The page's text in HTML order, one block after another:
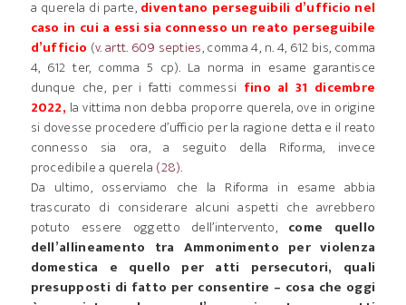
a querela di parte, diventano perseguibili d’ufficio nel
caso in cui a essi sia connesso un reato perseguibile
d’ufficio (v. artt. 609 septies, comma 4, n. 4, 612 bis, comma
4, 612 ter, comma 5 cp). La norma in esame garantisce
dunque che, per i fatti commessi fino al 31 dicembre
2022, la vittima non debba proporre querela, ove in origine
si dovesse procedere d’ufficio per la ragione detta e il reato
connesso sia ora, a seguito della Riforma, invece
procedibile a querela (28).
Da ultimo, osserviamo che la Riforma in esame abbia
trascurato di considerare alcuni aspetti che avrebbero
potuto essere oggetto dell’intervento, come quello
dell’allineamento tra Ammonimento per violenza
domestica e quello per atti persecutori, quali
presupposti di fatto per consentire – cosa che oggi